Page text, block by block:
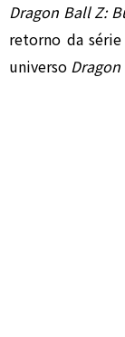
Dragon Ball Z:
retorno da
universo